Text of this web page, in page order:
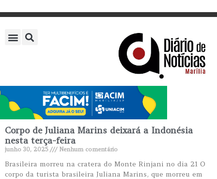
Corpo de Juliana Marins deixará a Indonésia
nesta terça-feira
junho 30, 2025 Nenhum comentário
Brasileira morreu na cratera do Monte Rinjani no dia 21 O
corpo da turista brasileira Juliana Marins, que morreu em